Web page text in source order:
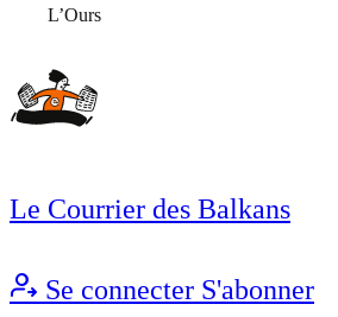
L’Ours
Le Courrier des Balkans
Se connecter S'abonner